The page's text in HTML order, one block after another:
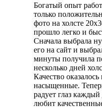
Богатый опыт
только
фото на холсте
прошло легко и
Сначала выбрала
его на сайт и
минуты получила
несколько дней
Качество
насыщенные.
радует глаз
любит